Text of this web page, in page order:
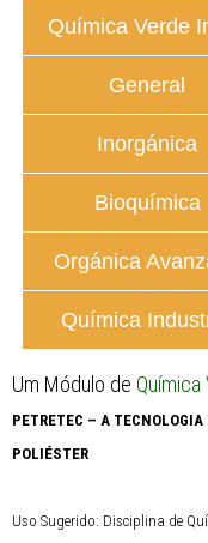
Química Verde
General
Inorgánica
Bioquímica
Orgánica
Química
Um Módulo de Química
PETRETEC – A TECNOLOGIA
POLIÉSTER
Uso Sugerido: Disciplina de